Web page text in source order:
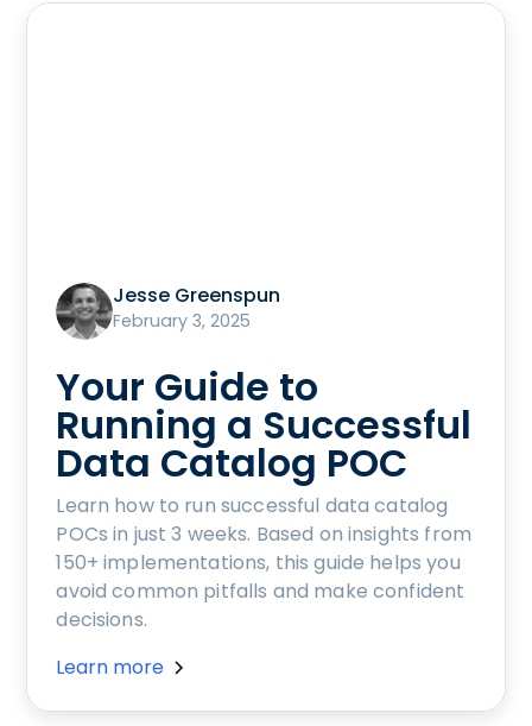
Jesse Greenspun
February 3, 2025
Your Guide to
Running a Successful
Data Catalog POC
Learn how to run successful data catalog
POCs in just 3 weeks. Based on insights from
150+ implementations, this guide helps you
avoid common pitfalls and make confident
decisions.
Learn more